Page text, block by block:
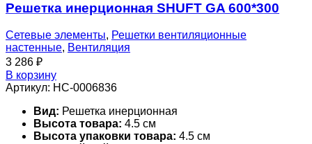
Решетка инерционная SHUFT GA 600*300
Сетевые элементы, Решетки вентиляционные
настенные, Вентиляция
3 286 ₽
В корзину
Артикул: НС-0006836
Вид: Решетка инерционная
Высота товара: 4.5 см
Высота упаковки товара: 4.5 см